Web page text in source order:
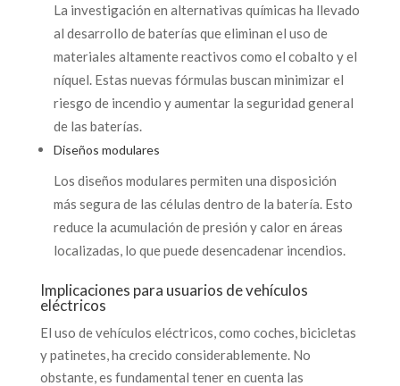
La investigación en alternativas químicas ha llevado
al desarrollo de baterías que eliminan el uso de
materiales altamente reactivos como el cobalto y el
níquel. Estas nuevas fórmulas buscan minimizar el
riesgo de incendio y aumentar la seguridad general
de las baterías.
Diseños modulares
Los diseños modulares permiten una disposición
más segura de las células dentro de la batería. Esto
reduce la acumulación de presión y calor en áreas
localizadas, lo que puede desencadenar incendios.
Implicaciones para usuarios de vehículos
eléctricos
El uso de vehículos eléctricos, como coches, bicicletas
y patinetes, ha crecido considerablemente. No
obstante, es fundamental tener en cuenta las